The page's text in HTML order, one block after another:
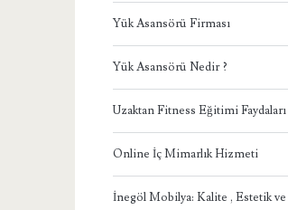
Yük Asansörü Firması
Yük Asansörü Nedir ?
Uzaktan Fitness Eğitimi Faydaları
Online İç Mimarlık Hizmeti
İnegöl Mobilya: Kalite , Estetik ve